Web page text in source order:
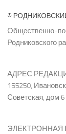
©
Общественно-
Родниковского
АДРЕС
155250,
Советская, дом 6
ЭЛЕКТРОННАЯ